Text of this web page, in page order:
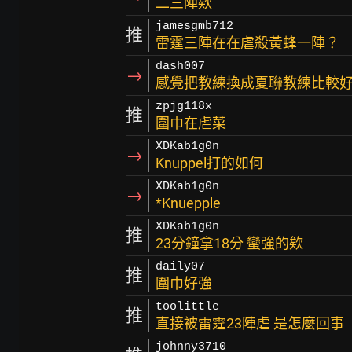
推 jamesgmb712
雷霆三陣在在虐殺黃蜂一陣？
→ dash007
感覺把教練換成夏聯教練比較
推 zpjg118x
圍巾在虐菜
→ XDKab1g0n
Knuppel打的如何
→ XDKab1g0n
*Knuepple
推 XDKab1g0n
23分鐘拿18分 蠻強的欸
推 daily07
圍巾好強
推 toolittle
直接被雷霆23陣虐 是怎麼回事
johnny3710